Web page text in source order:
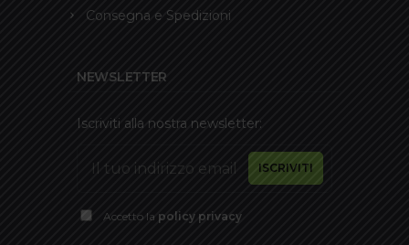
Consegna e Spedizioni
NEWSLETTER
Iscriviti alla nostra newsletter:
Accetto la policy privacy